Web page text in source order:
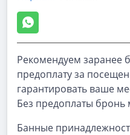
Рекомендуем заранее
предоплату за
гарантировать ваше
Без предоплаты бронь
Банные